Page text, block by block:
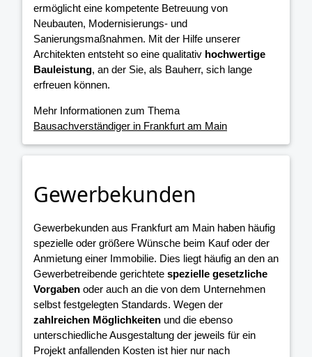
ermöglicht eine kompetente Betreuung von
Neubauten, Modernisierungs- und
Sanierungsmaßnahmen. Mit der Hilfe unserer
Architekten entsteht so eine qualitativ hochwertige
Bauleistung, an der Sie, als Bauherr, sich lange
erfreuen können.
Mehr Informationen zum Thema
Bausachverständiger in Frankfurt am Main
Gewerbekunden
Gewerbekunden aus Frankfurt am Main haben häufig
spezielle oder größere Wünsche beim Kauf oder der
Anmietung einer Immobilie. Dies liegt häufig an den an
Gewerbetreibende gerichtete spezielle gesetzliche
Vorgaben oder auch an die von dem Unternehmen
selbst festgelegten Standards. Wegen der
zahlreichen Möglichkeiten und die ebenso
unterschiedliche Ausgestaltung der jeweils für ein
Projekt anfallenden Kosten ist hier nur nach